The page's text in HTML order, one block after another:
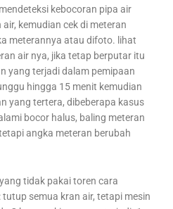
kebocoran pipa air
kemudian cek di meteran
meterannya atau difoto. lihat
air nya, jika tetap berputar itu
yang terjadi dalam pemipaan
hingga 15 menit kemudian
yang tertera, dibeberapa kasus
bocor halus, baling meteran
angka meteran berubah
tidak pakai toren cara
semua kran air, tetapi mesin